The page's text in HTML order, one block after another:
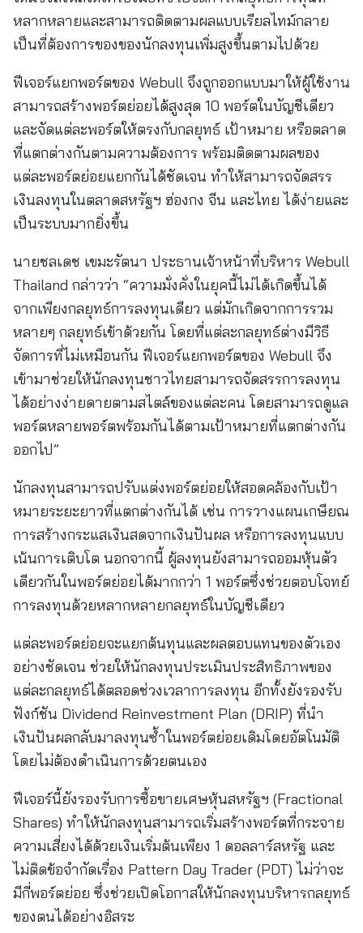
หลากหลายและสามารถติดตามผลแบบเรียลไทม์กลาย
เป็นที่ต้องการของของนักลงทุนเพิ่มสูงขึ้นตามไปด้วย
ฟีเจอร์แยกพอร์ตของ Webull จึงถูกออกแบบมาให้ผู้ใช้งาน
สามารถสร้างพอร์ตย่อยได้สูงสุด 10 พอร์ตในบัญชีเดียว
และจัดแต่ละพอร์ตให้ตรงกับกลยุทธ์ เป้าหมาย หรือตลาด
ที่แตกต่างกันตามความต้องการ พร้อมติดตามผลของ
แต่ละพอร์ตย่อยแยกกันได้ชัดเจน ทำให้สามารถจัดสรร
เงินลงทุนในตลาดสหรัฐฯ ฮ่องกง จีน และไทย ได้ง่ายและ
เป็นระบบมากยิ่งขึ้น
นายชลเดช เขมะรัตนา ประธานเจ้าหน้าที่บริหาร Webull
Thailand กล่าวว่า “ความมั่งคั่งในยุคนี้ไม่ได้เกิดขึ้นได้
จากเพียงกลยุทธ์การลงทุนเดียว แต่มักเกิดจากการรวม
หลายๆ กลยุทธ์เข้าด้วยกัน โดยที่แต่ละกลยุทธ์ต่างมีวิธี
จัดการที่ไม่เหมือนกัน ฟีเจอร์แยกพอร์ตของ Webull จึง
เข้ามาช่วยให้นักลงทุนชาวไทยสามารถจัดสรรการลงทุน
ได้อย่างง่ายดายตามสไตล์ของแต่ละคน โดยสามารถดูแล
พอร์ตหลายพอร์ตพร้อมกันได้ตามเป้าหมายที่แตกต่างกัน
ออกไป”
นักลงทุนสามารถปรับแต่งพอร์ตย่อยให้สอดคล้องกับเป้า
หมายระยะยาวที่แตกต่างกันได้ เช่น การวางแผนเกษียณ
การสร้างกระแสเงินสดจากเงินปันผล หรือการลงทุนแบบ
เน้นการเติบโต นอกจากนี้ ผู้ลงทุนยังสามารถออมหุ้นตัว
เดียวกันในพอร์ตย่อยได้มากกว่า 1 พอร์ตซึ่งช่วยตอบโจทย์
การลงทุนด้วยหลากหลายกลยุทธ์ในบัญชีเดียว
แต่ละพอร์ตย่อยจะแยกต้นทุนและผลตอบแทนของตัวเอง
อย่างชัดเจน ช่วยให้นักลงทุนประเมินประสิทธิภาพของ
แต่ละกลยุทธ์ได้ตลอดช่วงเวลาการลงทุน อีกทั้งยังรองรับ
ฟังก์ชัน Dividend Reinvestment Plan (DRIP) ที่นำ
เงินปันผลกลับมาลงทุนซ้ำในพอร์ตย่อยเดิมโดยอัตโนมัติ
โดยไม่ต้องดำเนินการด้วยตนเอง
ฟีเจอร์นี้ยังรองรับการซื้อขายเศษหุ้นสหรัฐฯ (Fractional
Shares) ทำให้นักลงทุนสามารถเริ่มสร้างพอร์ตที่กระจาย
ความเสี่ยงได้ด้วยเงินเริ่มต้นเพียง 1 ดอลลาร์สหรัฐ และ
ไม่ติดข้อจำกัดเรื่อง Pattern Day Trader (PDT) ไม่ว่าจะ
มีกี่พอร์ตย่อย ซึ่งช่วยเปิดโอกาสให้นักลงทุนบริหารกลยุทธ์
ของตนได้อย่างอิสระ